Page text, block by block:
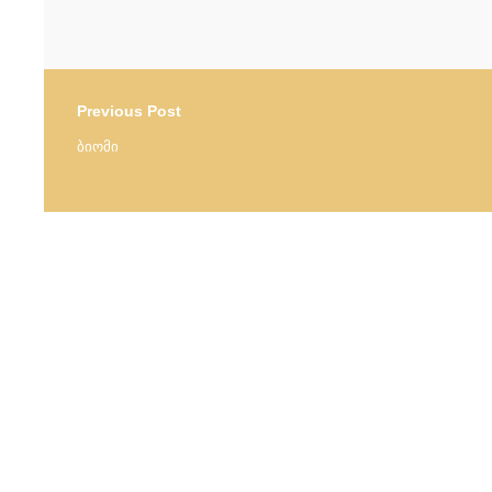
Previous Post
ბიომი